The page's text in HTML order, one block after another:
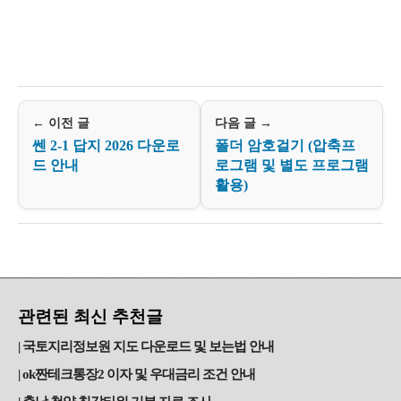
← 이전 글
쎈 2-1 답지 2026 다운로
드 안내
다음 글 →
폴더 암호걸기 (압축프
로그램 및 별도 프로그램
활용)
관련된 최신 추천글
국토지리정보원 지도 다운로드 및 보는법 안내
ok짠테크통장2 이자 및 우대금리 조건 안내